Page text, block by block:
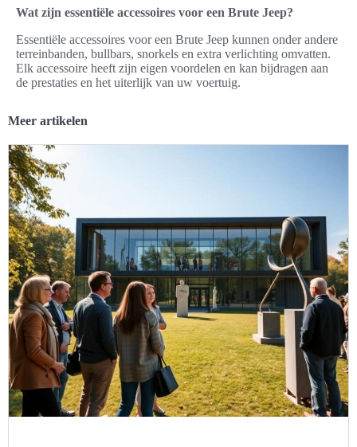
Wat zijn essentiële accessoires voor een Brute Jeep?
Essentiële accessoires voor een Brute Jeep kunnen onder andere
terreinbanden, bullbars, snorkels en extra verlichting omvatten.
Elk accessoire heeft zijn eigen voordelen en kan bijdragen aan
de prestaties en het uiterlijk van uw voertuig.
Meer artikelen